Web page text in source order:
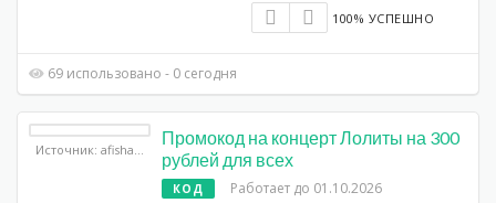
100% УСПЕШНО
69 использовано - 0 сегодня
Источник: afisha.yandex.ru
Промокод на концерт Лолиты на 300
рублей для всех
КОД Работает до 01.10.2026